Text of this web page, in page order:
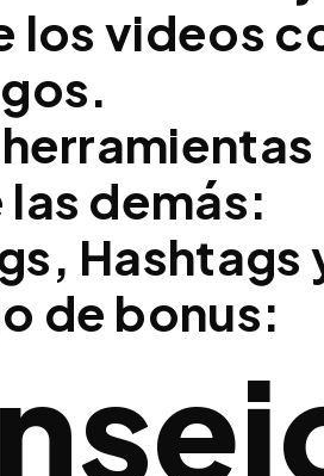
los videos
demás:
Hashtags
de bonus: